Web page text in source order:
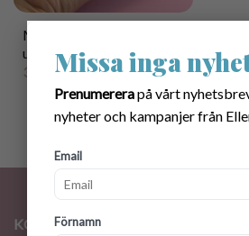
Missa inga
Prenumererapå vårt
nyheter och kampanjer från
Email
Förnamn
Mönster Virkade Bin med
utskriftbara skyltar
35.00kr
KONTAKT